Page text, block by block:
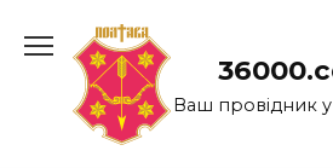
до
Ваш провідник у